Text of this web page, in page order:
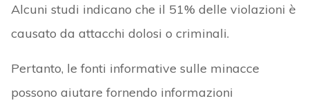
Alcuni studi indicano che il 51% delle violazioni è
causato da attacchi dolosi o criminali.
Pertanto, le fonti informative sulle minacce
possono aiutare fornendo informazioni